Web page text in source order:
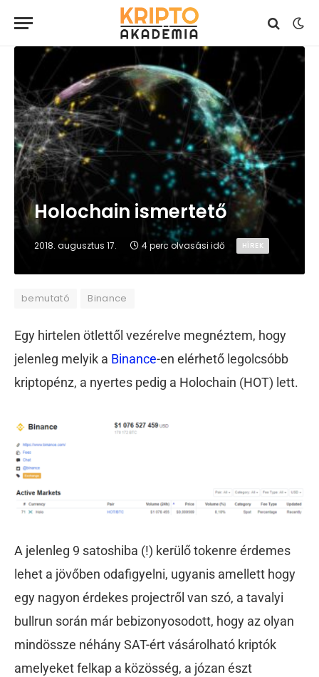
Holochain ismertető
2018. augusztus 17. 4 perc olvasási idő HÍREK
bemutató Binance
Egy hirtelen ötlettől vezérelve megnéztem, hogy
jelenleg melyik a Binance-en elérhető legolcsóbb
kriptopénz, a nyertes pedig a Holochain (HOT) lett.
A jelenleg 9 satoshiba (!) kerülő tokenre érdemes
lehet a jövőben odafigyelni, ugyanis amellett hogy
egy nagyon érdekes projectről van szó, a tavalyi
bullrun során már bebizonyosodott, hogy az olyan
mindössze néhány SAT-ért vásárolható kriptók
amelyeket felkap a közösség, a józan észt